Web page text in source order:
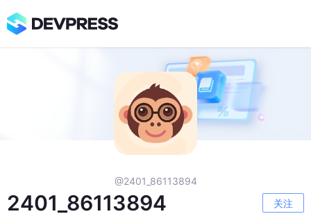
@2401_86113894
2401_86113894 关注